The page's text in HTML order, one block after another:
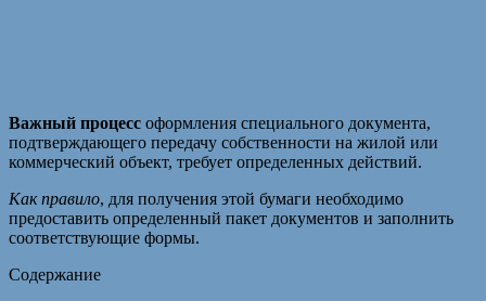
Важный процесс оформления специального документа,
подтверждающего передачу собственности на жилой или
коммерческий объект, требует определенных действий.
Как правило, для получения этой бумаги необходимо
предоставить определенный пакет документов и заполнить
соответствующие формы.
Содержание